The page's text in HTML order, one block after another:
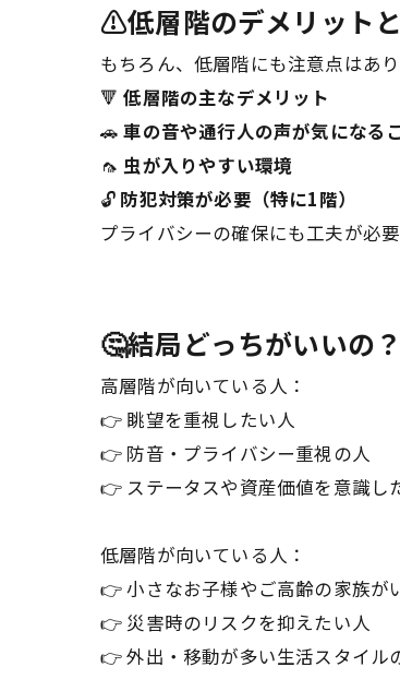
⚠️低層階のデメリット
もちろん、低層階にも注意点はあり
🔻低層階の主なデメリット
🚗車の音や通行人の声が気になる
🦟虫が入りやすい環境
🔓 防犯対策が必要（特に1階）
プライバシーの確保にも工夫が必
🤔結局どっちがいいの
高層階が向いている人：
👉 眺望を重視したい人
👉 防音・プライバシー重視の人
👉 ステータスや資産価値を意識し
低層階が向いている人：
👉 小さなお子様やご高齢の家族が
👉 災害時のリスクを抑えたい人
👉 外出・移動が多い生活スタイル